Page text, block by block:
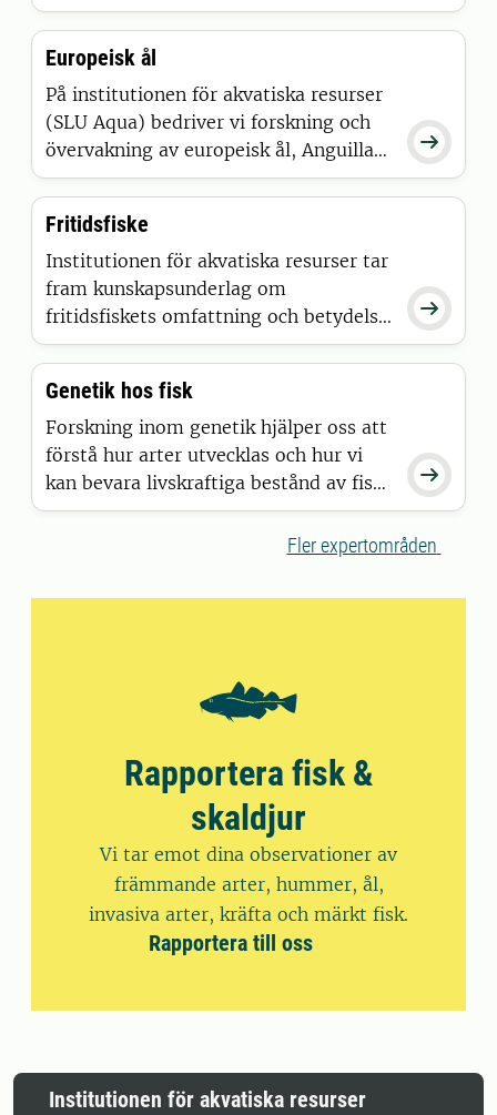
inom traditionell miljöövervakning.

Europeisk ål
På institutionen för akvatiska resurser
(SLU Aqua) bedriver vi forskning och
övervakning av europeisk ål, Anguilla
anguilla.

Fritidsfiske
Institutionen för akvatiska resurser tar
fram kunskapsunderlag om
fritidsfiskets omfattning och betydelse.
Den kunskapen behövs som grund för
för att nå övergripande hållbarhetsmål.

Genetik hos fisk
Forskning inom genetik hjälper oss att
förstå hur arter utvecklas och hur vi
kan bevara livskraftiga bestånd av fisk
och skaldjur.
Fler expertområden
Rapportera fisk &
skaldjur
Vi tar emot dina observationer av
främmande arter, hummer, ål,
invasiva arter, kräfta och märkt fisk.
Rapportera till oss
Institutionen för akvatiska resurser